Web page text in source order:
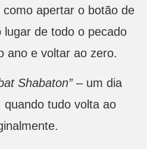
apertar o botão de
lugar de todo o pecado
ano e voltar ao zero.
Shabaton”– um dia
quando tudo volta ao